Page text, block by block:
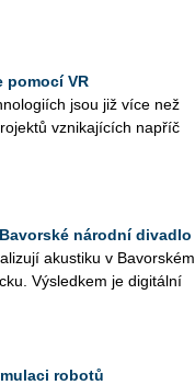
pomocí VR
jsou již více než
vzni­ka­jí­cích na­příč
národní divadlo
akus­ti­ku v Ba­vor­ském
Vý­sled­kem je di­gi­tál­ní
robotů